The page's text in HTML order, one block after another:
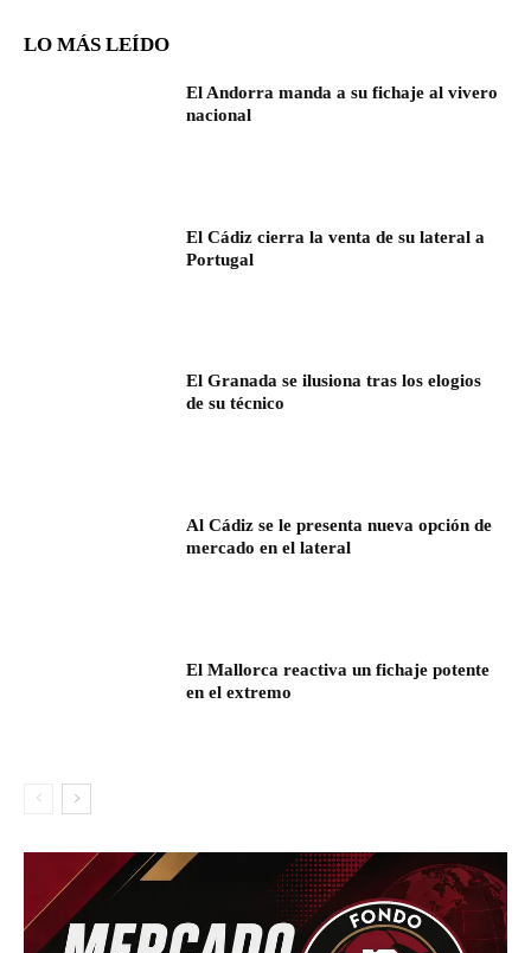
LO MÁS LEÍDO
El Andorra manda a su fichaje al vivero
nacional
El Cádiz cierra la venta de su lateral a
Portugal
El Granada se ilusiona tras los elogios
de su técnico
Al Cádiz se le presenta nueva opción de
mercado en el lateral
El Mallorca reactiva un fichaje potente
en el extremo